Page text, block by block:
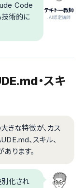
テキトー教師
.AI認定講師
Code
技術的に
・スキ
きな特徴が、カス
、スキル、
ります。
化され